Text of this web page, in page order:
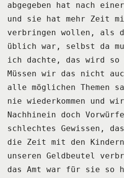
abgegeben
hat nach
und sie hat mehr Zeit
verbringen wollen, als
üblich war, selbst da
ich dachte, das wird so
Müssen wir das nicht
alle möglichen Themen
nie wiederkommen
und
Nachhinein doch
schlechtes Gewissen,
die Zeit mit den
unseren Geldbeutel
das Amt war für sie so